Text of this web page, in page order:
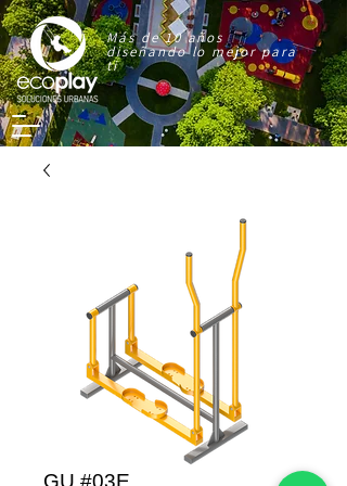
Más de 10 años
diseñando lo mejor para
ti
GU #03E